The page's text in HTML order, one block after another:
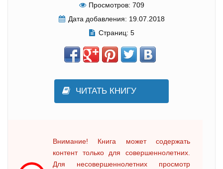
Просмотров: 709
Дата добавления: 19.07.2018
Страниц: 5
ЧИТАТЬ КНИГУ
Внимание! Книга может содержать
контент только для совершеннолетних.
Для несовершеннолетних просмотр